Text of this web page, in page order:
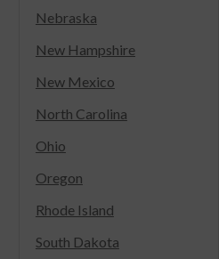
Nebraska
New Hampshire
New Mexico
North Carolina
Ohio
Oregon
Rhode Island
South Dakota